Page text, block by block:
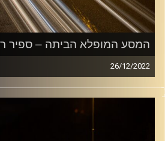
המסע המופלא הביתה – ספיר
26/12/2022
מוזיקה שתלווה אותנו אחרי יום עבודה
הביתה בשלום עם עמרי קסטן.
קרדיט תמונות: